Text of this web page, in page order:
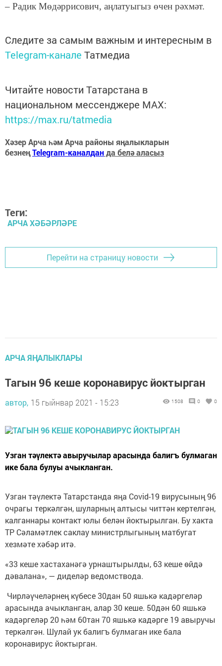
– Радик Мөдәррисович, аңлатуыгыз өчен рәхмәт.
Следите за самым важным и интересным в
Telegram-канале Татмедиа
Читайте новости Татарстана в
национальном мессенджере MАХ:
https://max.ru/tatmedia
Хәзер Арча һәм Арча районы яңалыкларын
безнеңTelegram-каналданда белә аласыз
Теги:
АРЧА ХӘБӘРЛӘРЕ
Перейти на страницу новости
АРЧА ЯҢАЛЫКЛАРЫ
Тагын 96 кеше коронавирус йоктырган
автор, 15 гыйнвар 2021 - 15:23 1508 0 0
Узган тәүлектә авыручылар арасында балигъ булмаган
ике бала булуы ачыкланган.
Узган тәүлектә Татарстанда яңа Covid-19 вирусының 96
очрагы теркәлгән, шуларның алтысы читтән кертелгән,
калганнары контакт юлы белән йоктырылган. Бу хакта
ТР Сәламәтлек саклау министрлыгының матбугат
хезмәте хәбәр итә.
«33 кеше хастаханәгә урнаштырылды, 63 кеше өйдә
дәвалана», — диделәр ведомствода.
Чирләүчеләрнең күбесе 30дан 50 яшькә кадәргеләр
арасында ачыкланган, алар 30 кеше. 50дән 60 яшькә
кадәргеләр 20 һәм 60тан 70 яшькә кадәрге 19 авыручы
теркәлгән. Шулай ук балигъ булмаган ике бала
коронавирус йоктырган.